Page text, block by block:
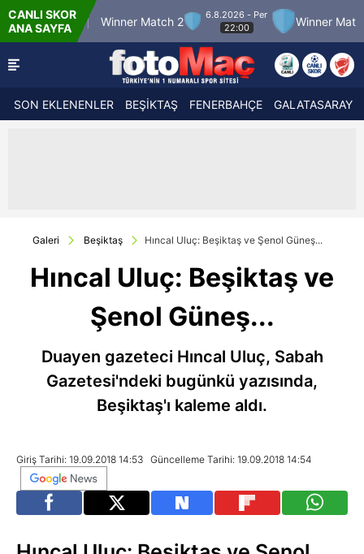
CANLI SKOR
ANA SAYFA
12 Winner Match 2
6.8.2026 - Per
22:00
Winner Match 3
SON EKLENENLER BEŞİKTAŞ FENERBAHÇE GALATASARAY
Galeri Beşiktaş Hıncal Uluç: Beşiktaş ve Şenol Güneş...
Hıncal Uluç: Beşiktaş ve
Şenol Güneş...
Duayen gazeteci Hıncal Uluç, Sabah
Gazetesi'ndeki bugünkü yazısında,
Beşiktaş'ı kaleme aldı.
Giriş Tarihi: 19.09.2018 14:53 Güncelleme Tarihi: 19.09.2018 14:54